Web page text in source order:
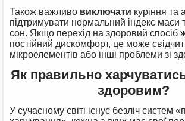
Також важливо виключати куріння та
підтримувати нормальний індекс маси
сон. Якщо перехід на здоровий спосіб
постійний дискомфорт, це може
мікроелементів або інші проблеми зі
Як правильно
здоровим?
У сучасному світі існує безліч систем